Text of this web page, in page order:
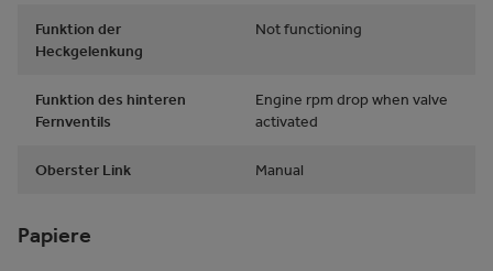
Funktion der
Heckgelenkung
Not functioning
Funktion des hinteren
Fernventils
Engine rpm drop when valve
activated
Oberster Link Manual
Papiere